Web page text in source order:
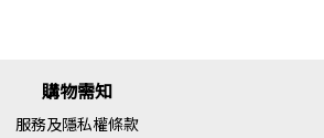
購物需知
服務及隱私權條款